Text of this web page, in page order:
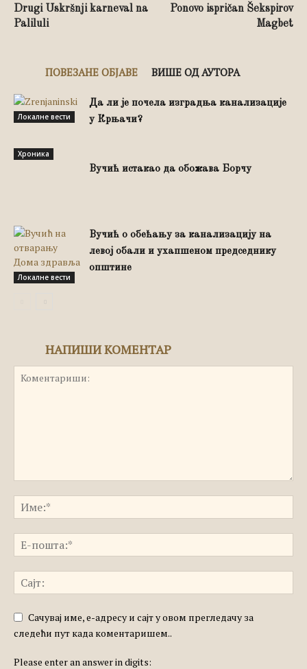
Drugi Uskršnji karneval na
Paliluli
Ponovo ispričan Šekspirov
Magbet
ПОВЕЗАНЕ ОБЈАВЕ ВИШЕ ОД АУТОРА
Локалне вести
Да ли је почела изградња канализације
у Крњачи?
Хроника
Вучић истакао да обожава Борчу
Локалне вести
Вучић о обећању за канализацију на
левој обали и ухапшеном председнику
општине
НАПИШИ КОМЕНТАР
Сачувај име, е-адресу и сајт у овом прегледачу за
следећи пут када коментаришем..
Please enter an answer in digits: